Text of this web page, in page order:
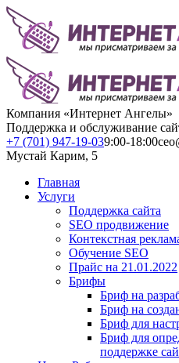
Компания «Интернет Ангелы»
Поддержка и обслуживание
+7 (701) 947-19-039:00-18:00
Мустай Карим, 5
Главная
Услуги
Поддержка сайта
SEO продвижение
Контекстная
Обучение SEO
Прайс на 21.01.2022
Брифы
Бриф на
Бриф на
Бриф для
Бриф для
поддержке